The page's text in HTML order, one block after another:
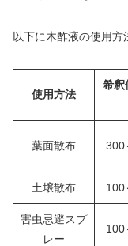
以下に木酢液の使用方
使用方法
希釈
葉面散布 300
土壌散布 100
害虫忌避スプ
レー
100